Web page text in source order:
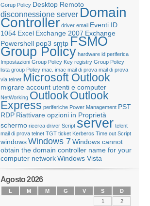
Gorup Policy Desktop Remoto
disconnessione server Domain
Controller driver email Eventi ID
1054 Excel Exchange 2007 Exchange
Powershell pop3 smtp FSMO
Group Policy hardware id periferica
Impostazioni Group Policy Key registry Group Policy
lista group Policy mac. imac mail di prova mail di prova
via telnet Microsoft Outlook
migrare account utenti e computer
NetWorking OutlookOutlook
Express periferiche Power Management PST
RDP Riattivare opzioni in Proprietà
schermo ricerca driver Script server telent
mail di prova telnet TGT ticket Kerberos Time out Script
windowsWindows 7Windows cannot
obtain the domain controller name for your
computer networkWindows Vista
Agosto 2026
L M M G V S
D
1
2